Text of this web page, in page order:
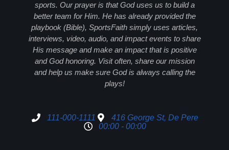
sports. Our prayer is that God uses us to build a
better team for Him. He has already provided the
playbook (Bible), SportsFaith simply uses articles,
interviews, video, audio, and impact events to share
His message and make an impact that is positive
and God honoring. Visit often, share our mission
and help us make sure God is always calling the
plays!
111-000-1111
416 George St, De Pere
00:00 - 00:00